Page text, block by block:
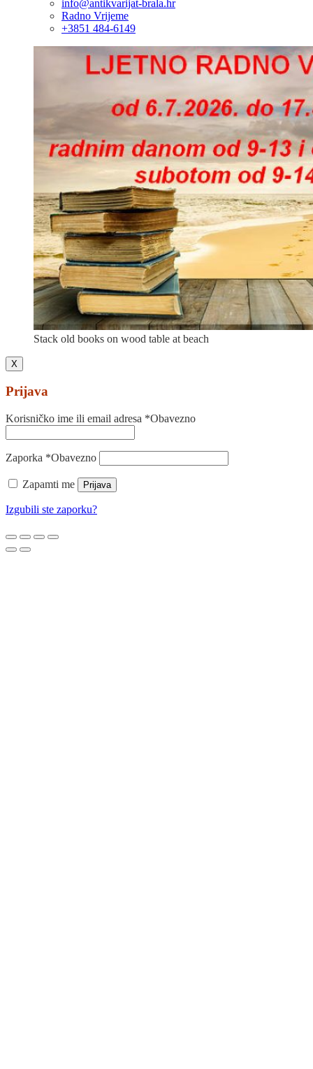
info@antikvarijat-brala.hr
Radno Vrijeme
+3851 484-6149
Stack old books on wood table at beach
X
Prijava
Korisničko ime ili email adresa *Obavezno
Zaporka *Obavezno
Zapamti me Prijava
Izgubili ste zaporku?